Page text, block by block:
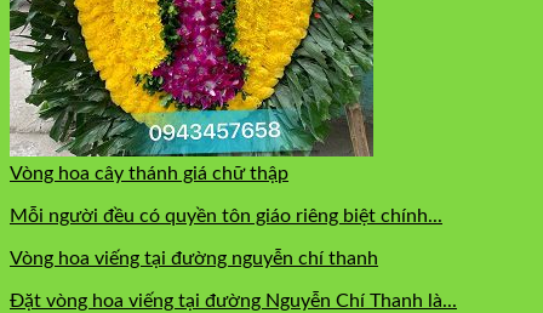
Vòng hoa cây thánh giá chữ thập
Mỗi người đều có quyền tôn giáo riêng biệt chính...
Vòng hoa viếng tại đường nguyễn chí thanh
Đặt vòng hoa viếng tại đường Nguyễn Chí Thanh là...